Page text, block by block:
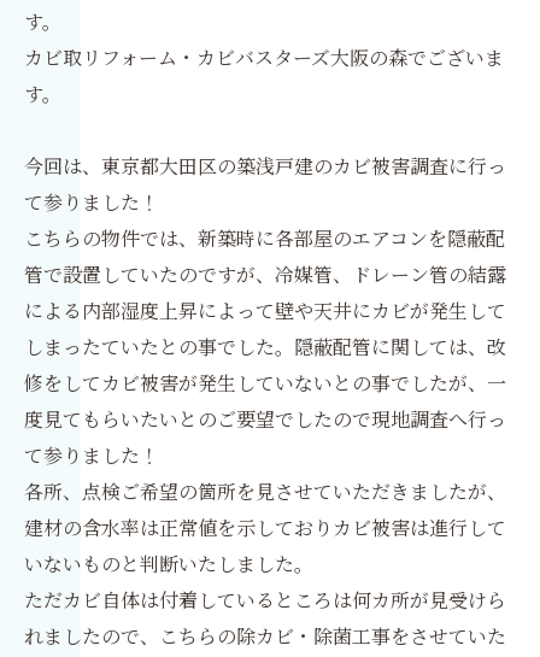
す。
カビ取リフォーム・カビバスターズ大阪の森でございま
す。
今回は、東京都大田区の築浅戸建のカビ被害調査に行っ
て参りました！
こちらの物件では、新築時に各部屋のエアコンを隠蔽配
管で設置していたのですが、冷媒管、ドレーン管の結露
による内部湿度上昇によって壁や天井にカビが発生して
しまったていたとの事でした。隠蔽配管に関しては、改
修をしてカビ被害が発生していないとの事でしたが、一
度見てもらいたいとのご要望でしたので現地調査へ行っ
て参りました！
各所、点検ご希望の箇所を見させていただきましたが、
建材の含水率は正常値を示しておりカビ被害は進行して
いないものと判断いたしました。
ただカビ自体は付着しているところは何カ所が見受けら
れましたので、こちらの除カビ・除菌工事をさせていた